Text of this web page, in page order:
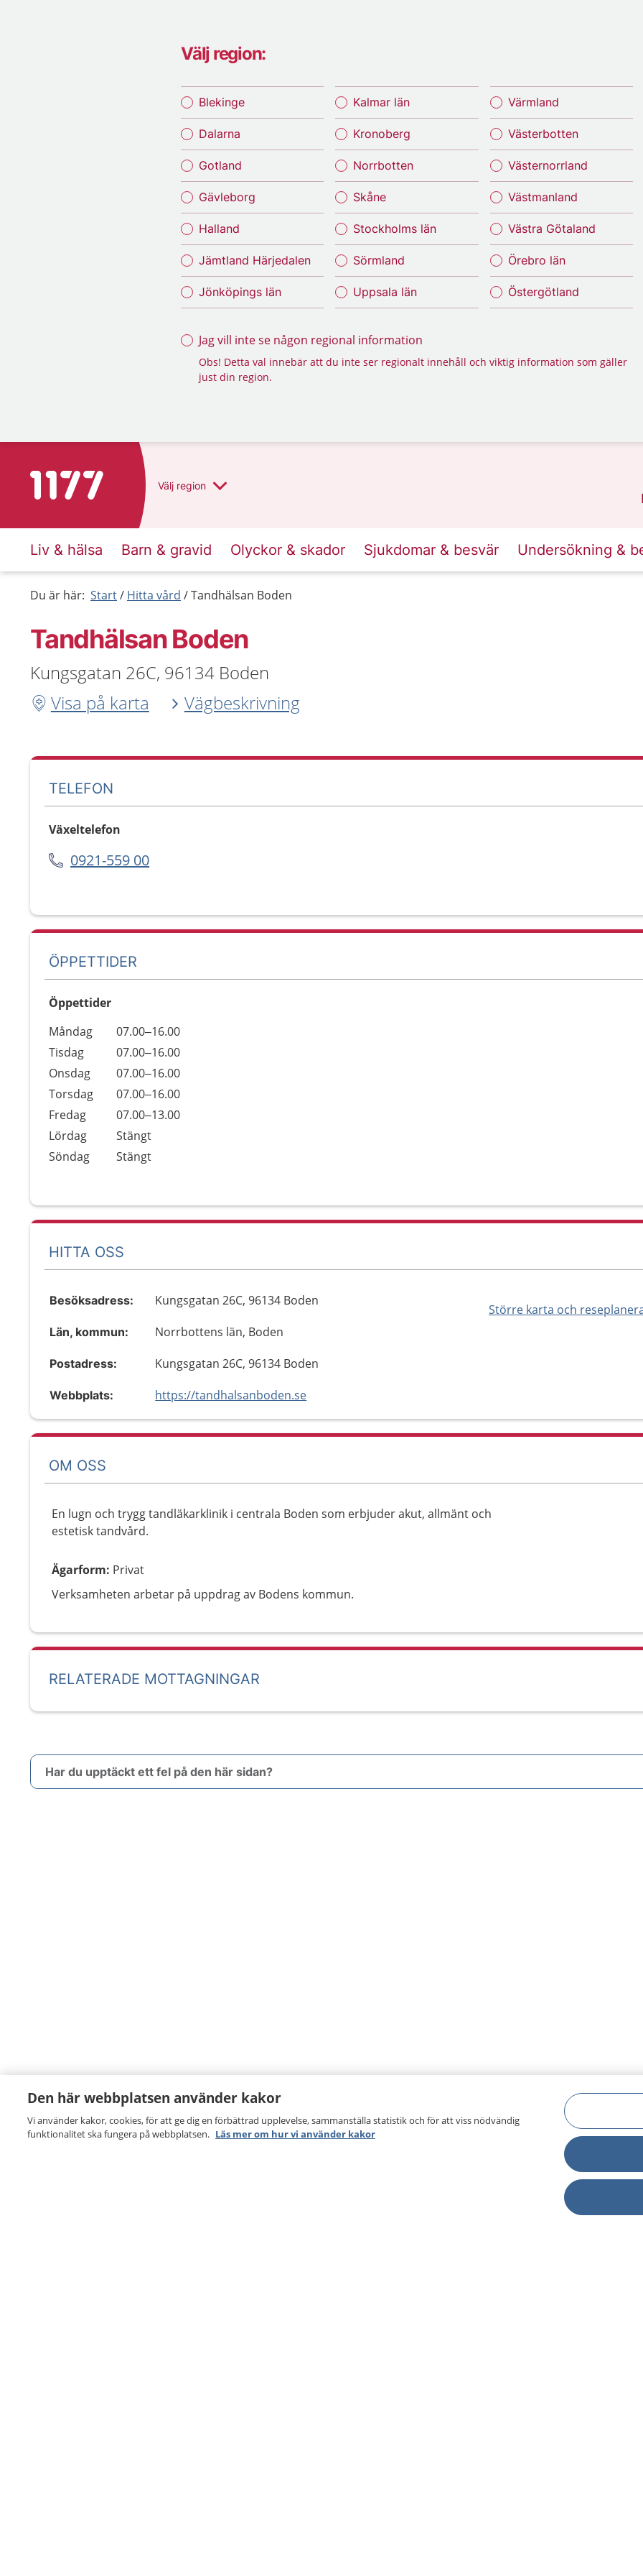
Välj region:
Blekinge
Dalarna
Gotland
Gävleborg
Halland
Jämtland Härjedalen
Jönköpings län
Kalmar län
Kronoberg
Norrbotten
Skåne
Stockholms län
Sörmland
Uppsala län
Värmland
Västerbotten
Västernorrland
Västmanland
Västra Götaland
Örebro län
Östergötland
Jag vill inte se någon regional information
Obs! Detta val innebär att du inte ser regionalt innehåll och viktig information som gäller
just din region.
Till startsidan för 1177 Välj region
Liv & hälsa Barn & gravid Olyckor & skador Sjukdomar & besvär Undersökning &
Du är här: Start Hitta vård Tandhälsan Boden
Tandhälsan Boden
Kungsgatan 26C, 96134 Boden
Visa på karta
Vägbeskrivning
TELEFON
Växeltelefon
0921-559 00
ÖPPETTIDER
Öppettider
Dag
Öppettider
Kommentarer
Måndag
07.00–16.00
Tisdag
07.00–16.00
Onsdag
07.00–16.00
Torsdag
07.00–16.00
Fredag
07.00–13.00
Lördag
Stängt
Söndag
Stängt
HITTA OSS
Större karta och
Besöksadress: Kungsgatan 26C, 96134 Boden
Län, kommun: Norrbottens län, Boden
Postadress: Kungsgatan 26C, 96134 Boden
Webbplats: https://tandhalsanboden.se
OM OSS
En lugn och trygg tandläkarklinik i centrala Boden som erbjuder akut, allmänt och
estetisk tandvård.
Ägarform: Privat
Verksamheten arbetar på uppdrag av Bodens kommun.
RELATERADE MOTTAGNINGAR
Har du upptäckt ett fel på den här sidan?
Den här webbplatsen använder kakor
Vi använder kakor, cookies, för att ge dig en förbättrad upplevelse, sammanställa statistik och för att viss nödvändig
funktionalitet ska fungera på webbplatsen. Läs mer om hur vi använder kakor